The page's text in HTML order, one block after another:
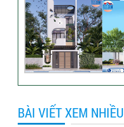
BÀI VIẾT XEM NHIỀU